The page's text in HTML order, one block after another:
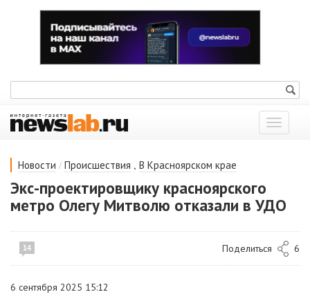
Показать
меню
Новости / Происшествия , В Красноярском крае
Экс-проектировщику красноярского
метро Олегу Митволю отказали в УДО
14 Поделиться 6
6 сентября 2025 15:12